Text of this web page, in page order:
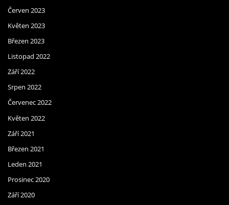
Červen 2023
Květen 2023
Březen 2023
Listopad 2022
Září 2022
Srpen 2022
Červenec 2022
Květen 2022
Září 2021
Březen 2021
Leden 2021
Prosinec 2020
Září 2020